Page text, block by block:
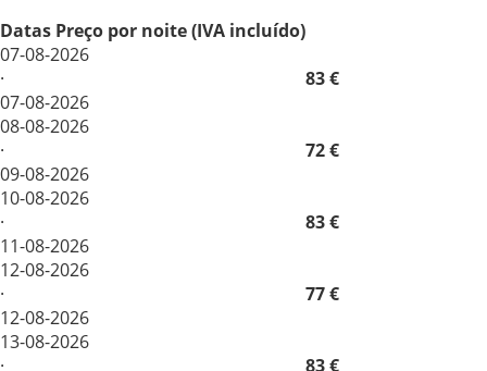
Datas Preço por noite (IVA incluído)
07-08-2026
·
07-08-2026
83 €
08-08-2026
·
09-08-2026
72 €
10-08-2026
·
11-08-2026
83 €
12-08-2026
·
12-08-2026
77 €
13-08-2026
·
83 €